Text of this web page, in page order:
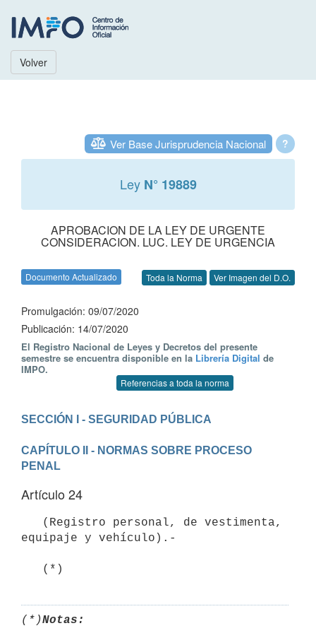
Volver
?
Ver Base Jurisprudencia Nacional
Ley N° 19889
APROBACION DE LA LEY DE URGENTE
CONSIDERACION. LUC. LEY DE URGENCIA
Documento Actualizado Toda la Norma Ver Imagen del D.O.
Promulgación: 09/07/2020
Publicación: 14/07/2020
El Registro Nacional de Leyes y Decretos del presente
semestre se encuentra disponible en la Librería Digital de
IMPO.
Referencias a toda la norma
CAPÍTULO II - NORMAS SOBRE PROCESO
PENAL
Artículo 24
equipaje y vehículo).-
   (*)
(*)Notas: